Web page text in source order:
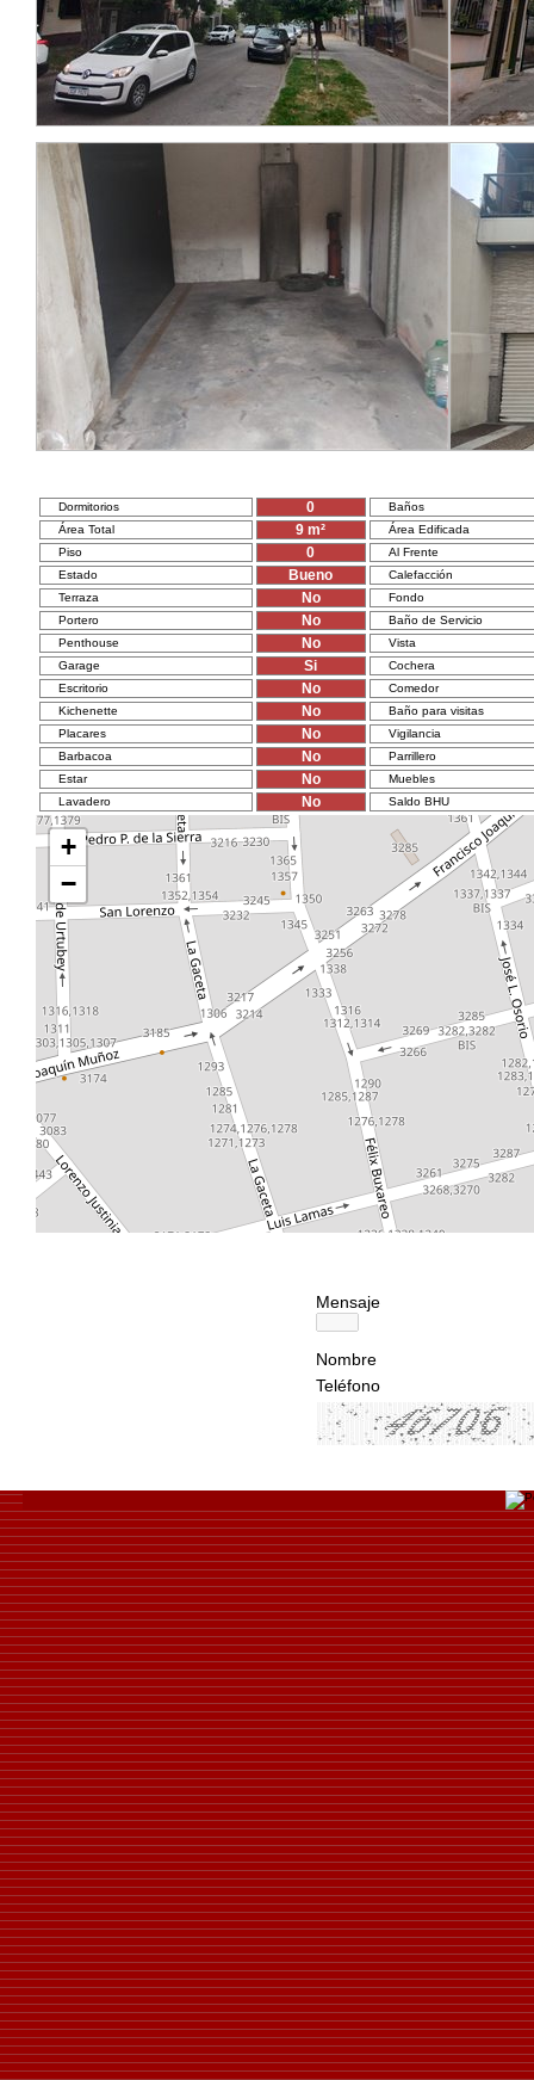
Dormitorios 0
Baños
Área Total
9 m²
Área Edificada
Piso
0
Al Frente
Estado
Bueno
Calefacción
Terraza
No
Fondo
Portero
No
Baño de Servicio
Penthouse
No
Vista
Garage
Si
Cochera
Escritorio
No
Comedor
Kichenette
No
Baño para visitas
Placares
No
Vigilancia
Barbacoa
No
Parrillero
Estar
No
Muebles
Lavadero
No Saldo BHU
+
−
Mensaje
Nombre
Teléfono